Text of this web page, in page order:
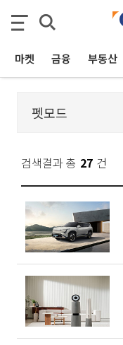
마켓 금융 부동산
검색결과 총 27 건